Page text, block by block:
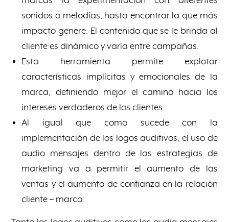
sonidos o melodías, hasta encontrar la que más
impacto genere. El contenido que se le brinda al
cliente es dinámico y varía entre campañas.
Esta herramienta permite explotar
características implícitas y emocionales de la
marca, definiendo mejor el camino hacia los
intereses verdaderos de los clientes.
Al igual que como sucede con la
implementación de los logos auditivos, el uso de
audio mensajes dentro de las estrategias de
marketing va a permitir el aumento de las
ventas y el aumento de confianza en la relación
cliente – marca.